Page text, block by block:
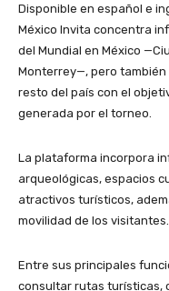
Disponible en español e
México Invita concentra
del Mundial en México
Monterrey—, pero
resto del país con el
generada por el torneo.
La plataforma incorpora
arqueológicas, espacios
atractivos turísticos,
movilidad de los visitantes.
Entre sus principales
consultar rutas turísticas,